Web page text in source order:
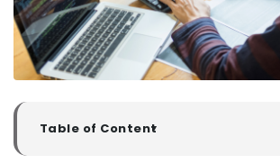
Table of Content
▼